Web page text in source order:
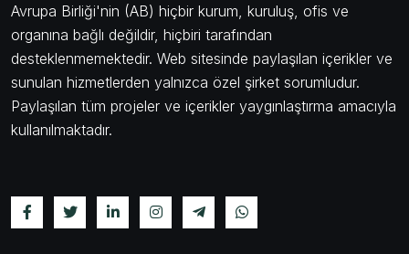
Avrupa Birliği'nin (AB) hiçbir kurum, kuruluş, ofis ve
organına bağlı değildir, hiçbiri tarafından
desteklenmemektedir. Web sitesinde paylaşılan içerikler ve
sunulan hizmetlerden yalnızca özel şirket sorumludur.
Paylaşılan tüm projeler ve içerikler yaygınlaştırma amacıyla
kullanılmaktadır.